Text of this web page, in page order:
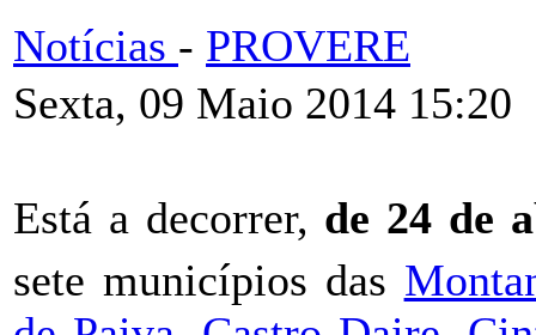
Notícias - PROVERE
Sexta, 09 Maio 2014 15:20
Está a decorrer, de 24 de
sete municípios das